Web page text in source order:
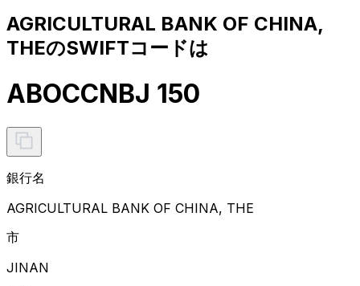
AGRICULTURAL BANK OF CHINA,
THEのSWIFTコードは
ABOCCNBJ 150
銀行名
AGRICULTURAL BANK OF CHINA, THE
市
JINAN